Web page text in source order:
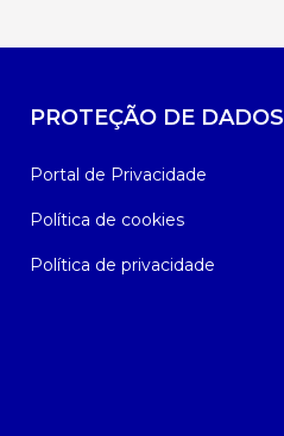
PROTEÇÃO DE DADOS
Portal de Privacidade
Política de cookies
Política de privacidade